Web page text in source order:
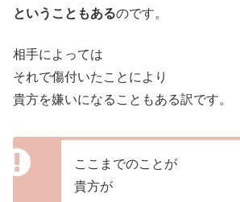
ということもあるのです。
相手によっては
それで傷付いたことにより
貴方を嫌いになることもある訳です。
ここまでのことが
貴方が